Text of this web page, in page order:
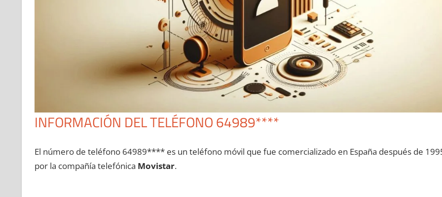
INFORMACIÓN DEL TELÉFONO 64989****
El número dе teléfono 64989**** es un teléfono móvil quе fue comercializado en España después dе
pοr la compañía telefónica Movistar.